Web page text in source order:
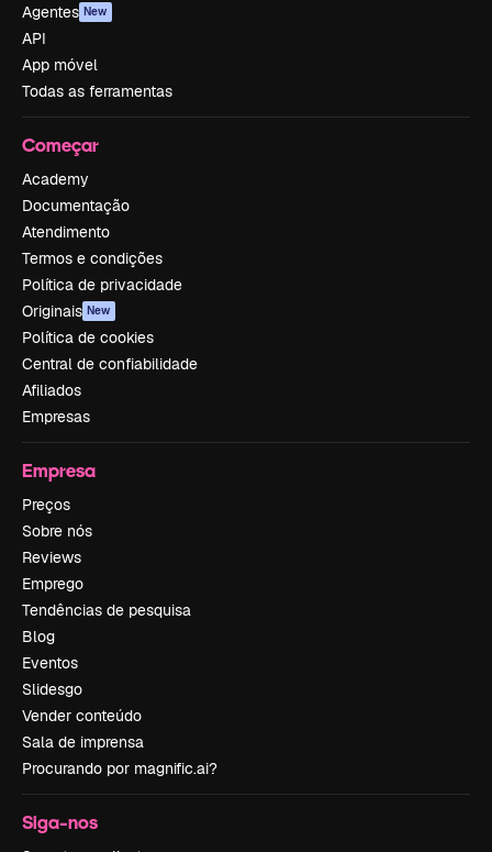
Agentes New
API
App móvel
Todas as ferramentas
Começar
Academy
Documentação
Atendimento
Termos e condições
Política de privacidade
Originais New
Política de cookies
Central de confiabilidade
Afiliados
Empresas
Empresa
Preços
Sobre nós
Reviews
Emprego
Tendências de pesquisa
Blog
Eventos
Slidesgo
Vender conteúdo
Sala de imprensa
Procurando por magnific.ai?
Siga-nos